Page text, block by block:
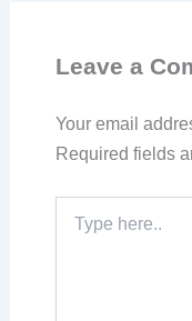
Leave a
Your email
Required fields
here..